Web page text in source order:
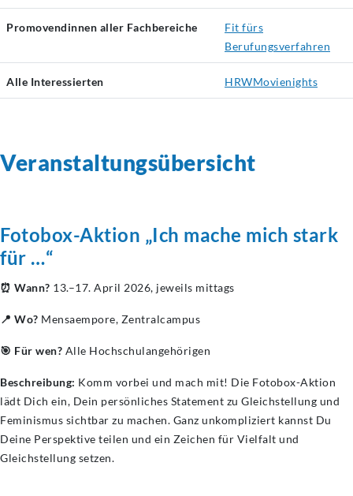
Promovendinnen aller Fachbereiche
Fit fürs
Berufungsverfahren
Alle Interessierten HRWMovienights
Veranstaltungsübersicht
Fotobox-Aktion „Ich mache mich stark
für …“
⏰ Wann? 13.–17. April 2026, jeweils mittags
📍 Wo? Mensaempore, Zentralcampus
🎯 Für wen? Alle Hochschulangehörigen
Beschreibung: Komm vorbei und mach mit! Die Fotobox-Aktion
lädt Dich ein, Dein persönliches Statement zu Gleichstellung und
Feminismus sichtbar zu machen. Ganz unkompliziert kannst Du
Deine Perspektive teilen und ein Zeichen für Vielfalt und
Gleichstellung setzen.